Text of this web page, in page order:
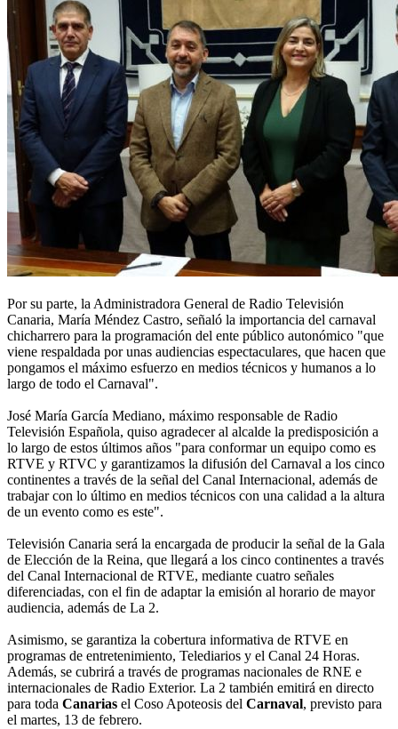
Por su parte, la Administradora General de Radio Televisión
Canaria, María Méndez Castro, señaló la importancia del carnaval
chicharrero para la programación del ente público autonómico "que
viene respaldada por unas audiencias espectaculares, que hacen que
pongamos el máximo esfuerzo en medios técnicos y humanos a lo
largo de todo el Carnaval".
José María García Mediano, máximo responsable de Radio
Televisión Española, quiso agradecer al alcalde la predisposición a
lo largo de estos últimos años "para conformar un equipo como es
RTVE y RTVC y garantizamos la difusión del Carnaval a los cinco
continentes a través de la señal del Canal Internacional, además de
trabajar con lo último en medios técnicos con una calidad a la altura
de un evento como es este".
Televisión Canaria será la encargada de producir la señal de la Gala
de Elección de la Reina, que llegará a los cinco continentes a través
del Canal Internacional de RTVE, mediante cuatro señales
diferenciadas, con el fin de adaptar la emisión al horario de mayor
audiencia, además de La 2.
Asimismo, se garantiza la cobertura informativa de RTVE en
programas de entretenimiento, Telediarios y el Canal 24 Horas.
Además, se cubrirá a través de programas nacionales de RNE e
internacionales de Radio Exterior. La 2 también emitirá en directo
para toda Canarias el Coso Apoteosis del Carnaval, previsto para
el martes, 13 de febrero.